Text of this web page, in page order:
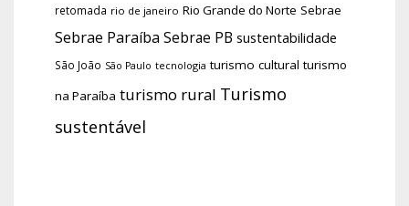
retomada rio de janeiro Rio Grande do Norte Sebrae
Sebrae Paraíba Sebrae PB sustentabilidade
São João São Paulo tecnologia turismo cultural turismo
na Paraíba turismo rural Turismo
sustentável